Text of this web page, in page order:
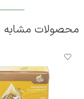
محصولات مشابه